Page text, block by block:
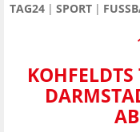
TAG24 SPORT